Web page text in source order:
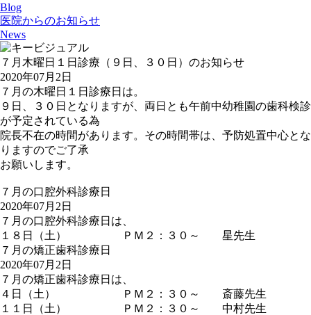
Blog
医院からのお知らせ
News
７月木曜日１日診療（９日、３０日）のお知らせ
2020年07月2日
７月の木曜日１日診療日は。
９日、３０日となりますが、両日とも午前中幼稚園の歯科検診
が予定されている為
院長不在の時間があります。その時間帯は、予防処置中心とな
りますのでご了承
お願いします。
７月の口腔外科診療日
2020年07月2日
７月の口腔外科診療日は、
１８日（土） ＰＭ２：３０～ 星先生
７月の矯正歯科診療日
2020年07月2日
７月の矯正歯科診療日は、
４日（土） ＰＭ２：３０～ 斎藤先生
１１日（土） ＰＭ２：３０～ 中村先生